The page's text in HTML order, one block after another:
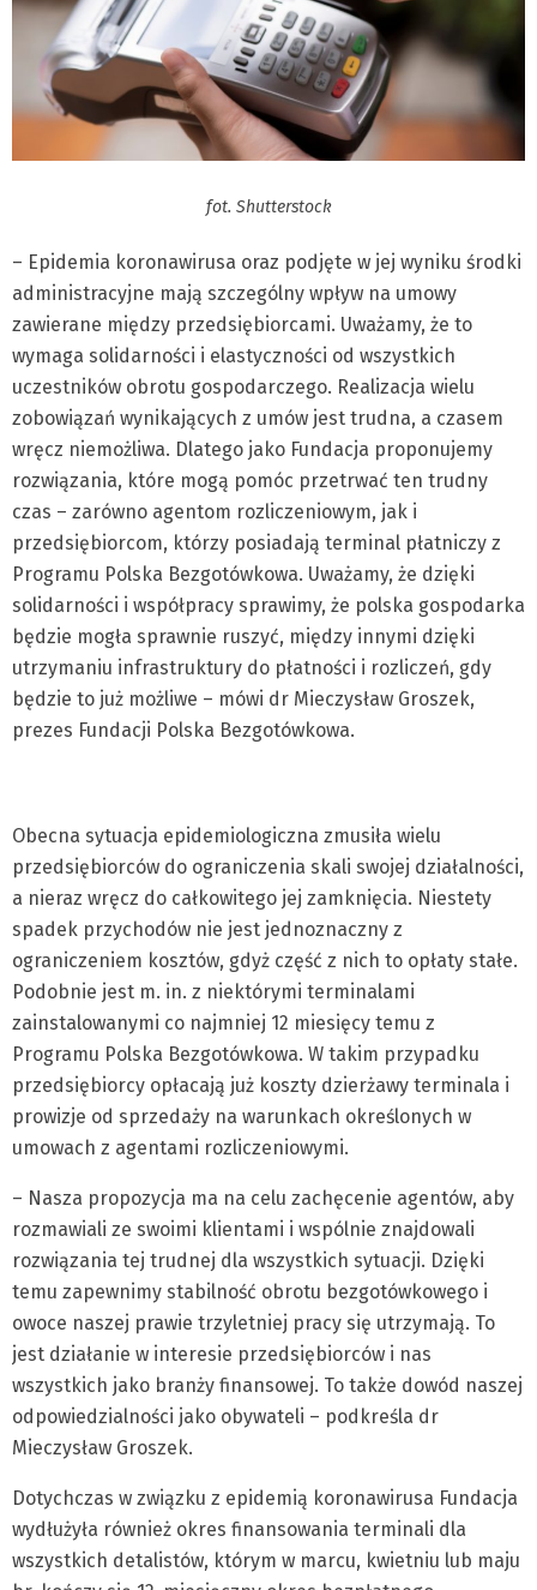
fot. Shutterstock
– Epidemia koronawirusa oraz podjęte w jej wyniku środki
administracyjne mają szczególny wpływ na umowy
zawierane między przedsiębiorcami. Uważamy, że to
wymaga solidarności i elastyczności od wszystkich
uczestników obrotu gospodarczego. Realizacja wielu
zobowiązań wynikających z umów jest trudna, a czasem
wręcz niemożliwa. Dlatego jako Fundacja proponujemy
rozwiązania, które mogą pomóc przetrwać ten trudny
czas – zarówno agentom rozliczeniowym, jak i
przedsiębiorcom, którzy posiadają terminal płatniczy z
Programu Polska Bezgotówkowa. Uważamy, że dzięki
solidarności i współpracy sprawimy, że polska gospodarka
będzie mogła sprawnie ruszyć, między innymi dzięki
utrzymaniu infrastruktury do płatności i rozliczeń, gdy
będzie to już możliwe – mówi dr Mieczysław Groszek,
prezes Fundacji Polska Bezgotówkowa.
Obecna sytuacja epidemiologiczna zmusiła wielu
przedsiębiorców do ograniczenia skali swojej działalności,
a nieraz wręcz do całkowitego jej zamknięcia. Niestety
spadek przychodów nie jest jednoznaczny z
ograniczeniem kosztów, gdyż część z nich to opłaty stałe.
Podobnie jest m. in. z niektórymi terminalami
zainstalowanymi co najmniej 12 miesięcy temu z
Programu Polska Bezgotówkowa. W takim przypadku
przedsiębiorcy opłacają już koszty dzierżawy terminala i
prowizje od sprzedaży na warunkach określonych w
umowach z agentami rozliczeniowymi.
– Nasza propozycja ma na celu zachęcenie agentów, aby
rozmawiali ze swoimi klientami i wspólnie znajdowali
rozwiązania tej trudnej dla wszystkich sytuacji. Dzięki
temu zapewnimy stabilność obrotu bezgotówkowego i
owoce naszej prawie trzyletniej pracy się utrzymają. To
jest działanie w interesie przedsiębiorców i nas
wszystkich jako branży finansowej. To także dowód naszej
odpowiedzialności jako obywateli – podkreśla dr
Mieczysław Groszek.
Dotychczas w związku z epidemią koronawirusa Fundacja
wydłużyła również okres finansowania terminali dla
wszystkich detalistów, którym w marcu, kwietniu lub maju